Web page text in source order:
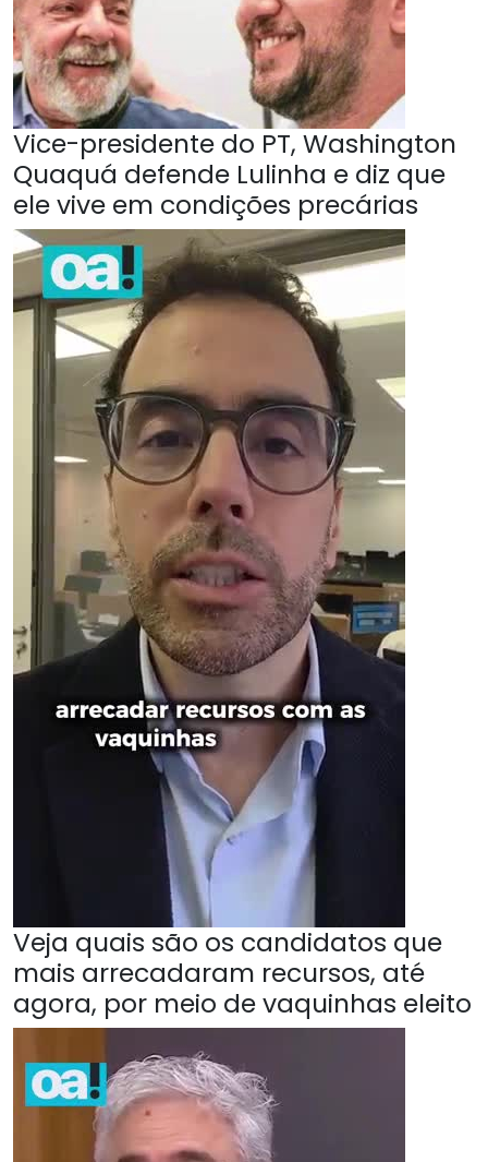
Vice-presidente do PT, Washington
Quaquá defende Lulinha e diz que
ele vive em condições precárias
Veja quais são os candidatos que
mais arrecadaram recursos, até
agora, por meio de vaquinhas eleito